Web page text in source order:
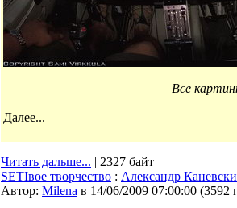
Все
Далее...
Читать дальше... | 2327 байт
SETIвое творчество : Александр
Автор: Milena в 14/06/2009 07:00:00 (3592